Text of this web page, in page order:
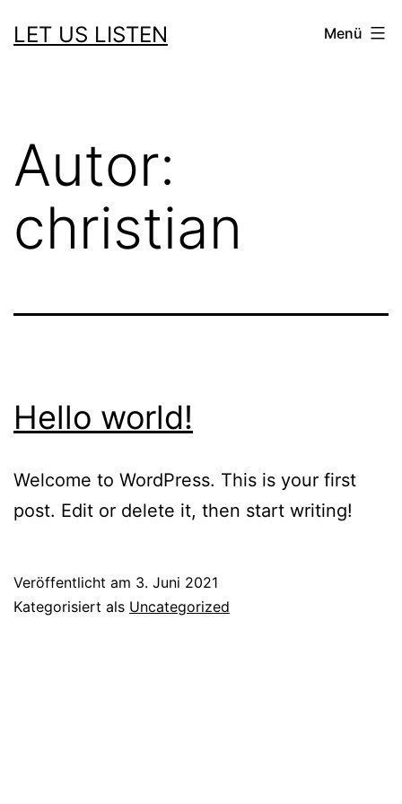
Inhalt
LET US LISTEN Menü
Autor:
christian
Hello world!
Welcome to WordPress. This is your first
post. Edit or delete it, then start writing!
Veröffentlicht am 3. Juni 2021
Kategorisiert als Uncategorized